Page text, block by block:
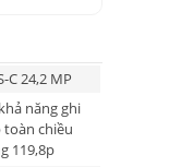
C 24,2 MP
năng ghi
toàn chiều
119,8p